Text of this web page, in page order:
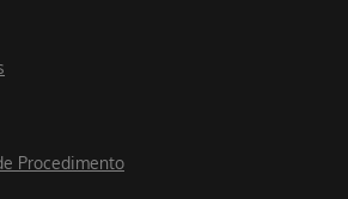
Procedimento